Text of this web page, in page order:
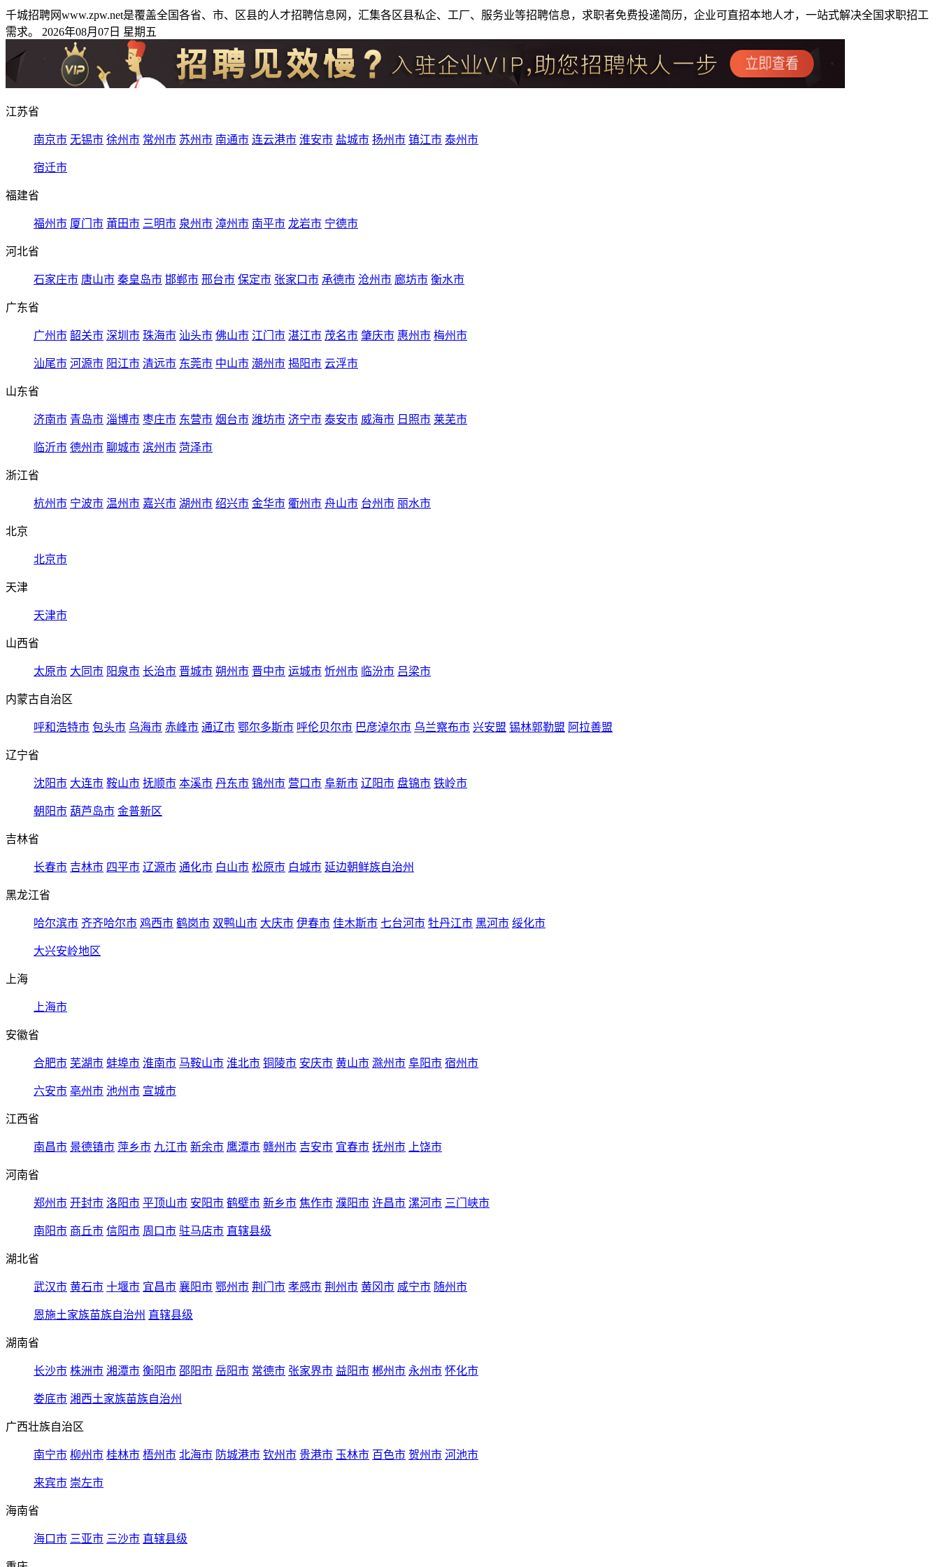
千城招聘网www.zpw.net是覆盖全国各省、市、区县的人才招聘信息网，汇集各区县私企、工厂、服务业等招聘信息，求职者免费投递简历，企业可直招本地人才，一站式解决全国求职招工
需求。 2026年08月07日 星期五
江苏省
南京市 无锡市 徐州市 常州市 苏州市 南通市 连云港市 淮安市 盐城市 扬州市 镇江市 泰州市
宿迁市
福建省
福州市 厦门市 莆田市 三明市 泉州市 漳州市 南平市 龙岩市 宁德市
河北省
石家庄市 唐山市 秦皇岛市 邯郸市 邢台市 保定市 张家口市 承德市 沧州市 廊坊市 衡水市
广东省
广州市 韶关市 深圳市 珠海市 汕头市 佛山市 江门市 湛江市 茂名市 肇庆市 惠州市 梅州市
汕尾市 河源市 阳江市 清远市 东莞市 中山市 潮州市 揭阳市 云浮市
山东省
济南市 青岛市 淄博市 枣庄市 东营市 烟台市 潍坊市 济宁市 泰安市 威海市 日照市 莱芜市
临沂市 德州市 聊城市 滨州市 菏泽市
浙江省
杭州市 宁波市 温州市 嘉兴市 湖州市 绍兴市 金华市 衢州市 舟山市 台州市 丽水市
北京
北京市
天津
天津市
山西省
太原市 大同市 阳泉市 长治市 晋城市 朔州市 晋中市 运城市 忻州市 临汾市 吕梁市
内蒙古自治区
呼和浩特市 包头市 乌海市 赤峰市 通辽市 鄂尔多斯市 呼伦贝尔市 巴彦淖尔市 乌兰察布市 兴安盟 锡林郭勒盟 阿拉善盟
辽宁省
沈阳市 大连市 鞍山市 抚顺市 本溪市 丹东市 锦州市 营口市 阜新市 辽阳市 盘锦市 铁岭市
朝阳市 葫芦岛市 金普新区
吉林省
长春市 吉林市 四平市 辽源市 通化市 白山市 松原市 白城市 延边朝鲜族自治州
黑龙江省
哈尔滨市 齐齐哈尔市 鸡西市 鹤岗市 双鸭山市 大庆市 伊春市 佳木斯市 七台河市 牡丹江市 黑河市 绥化市
大兴安岭地区
上海
上海市
安徽省
合肥市 芜湖市 蚌埠市 淮南市 马鞍山市 淮北市 铜陵市 安庆市 黄山市 滁州市 阜阳市 宿州市
六安市 亳州市 池州市 宣城市
江西省
南昌市 景德镇市 萍乡市 九江市 新余市 鹰潭市 赣州市 吉安市 宜春市 抚州市 上饶市
河南省
郑州市 开封市 洛阳市 平顶山市 安阳市 鹤壁市 新乡市 焦作市 濮阳市 许昌市 漯河市 三门峡市
南阳市 商丘市 信阳市 周口市 驻马店市 直辖县级
湖北省
武汉市 黄石市 十堰市 宜昌市 襄阳市 鄂州市 荆门市 孝感市 荆州市 黄冈市 咸宁市 随州市
恩施土家族苗族自治州 直辖县级
湖南省
长沙市 株洲市 湘潭市 衡阳市 邵阳市 岳阳市 常德市 张家界市 益阳市 郴州市 永州市 怀化市
娄底市 湘西土家族苗族自治州
广西壮族自治区
南宁市 柳州市 桂林市 梧州市 北海市 防城港市 钦州市 贵港市 玉林市 百色市 贺州市 河池市
来宾市 崇左市
海南省
海口市 三亚市 三沙市 直辖县级